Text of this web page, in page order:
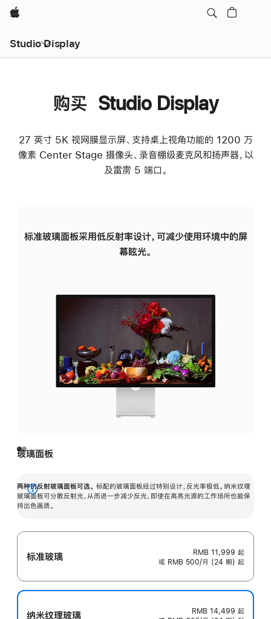
Apple
Studio Display
购买 Studio Display
27 英寸 5K 视网膜显示屏、支持桌上视角功能的 1200 万
像素 Center Stage 摄像头、录音棚级麦克风和扬声器，以
及雷雳 5 端口。
标准玻璃面板采用低反射率设计，可减少使用环境中的屏
幕眩光。
玻璃面板
两种抗反射玻璃面板可选。 标配的玻璃面板经过特别设计，反光率极低。纳米纹理
玻璃面板可分散反射光，从而进一步减少反光，即使在高亮光源的工作场所也能保
持出色画质。
展
开
标准玻璃 RMB 11,999 起
或 RMB 500/月 (24 期) 起
纳米纹理玻璃 RMB 14,499 起